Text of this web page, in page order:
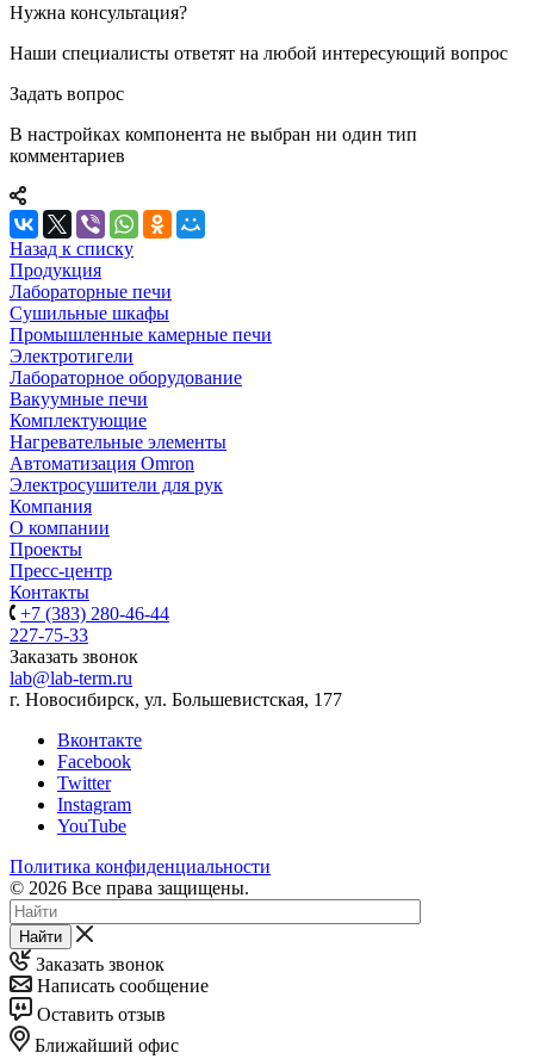
Нужна консультация?
Наши специалисты ответят на любой интересующий вопрос
Задать вопрос
В настройках компонента не выбран ни один тип
комментариев
Назад к списку
Продукция
Лабораторные печи
Сушильные шкафы
Промышленные камерные печи
Электротигели
Лабораторное оборудование
Вакуумные печи
Комплектующие
Нагревательные элементы
Автоматизация Omron
Электросушители для рук
Компания
О компании
Проекты
Пресс-центр
Контакты
+7 (383) 280-46-44
227-75-33
Заказать звонок
lab@lab-term.ru
г. Новосибирск, ул. Большевистская, 177
Вконтакте
Facebook
Twitter
Instagram
YouTube
Политика конфиденциальности
© 2026 Все права защищены.
Найти
Заказать звонок
Написать сообщение
Оставить отзыв
Ближайший офис